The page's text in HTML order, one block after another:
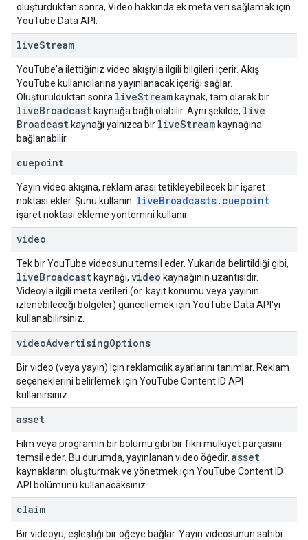
oluşturduktan sonra, Video hakkında ek meta veri sağlamak için
YouTube Data API.
liveStream
YouTube'a ilettiğiniz video akışıyla ilgili bilgileri içerir. Akış
YouTube kullanıcılarına yayınlanacak içeriği sağlar.
Oluşturulduktan sonra liveStream kaynak, tam olarak bir
liveBroadcast kaynağa bağlı olabilir. Aynı şekilde, live
Broadcast kaynağı yalnızca bir liveStream kaynağına
bağlanabilir.
cuepoint
Yayın video akışına, reklam arası tetikleyebilecek bir işaret
noktası ekler. Şunu kullanın: liveBroadcasts. cuepoint
işaret noktası ekleme yöntemini kullanır.
video
Tek bir YouTube videosunu temsil eder. Yukarıda belirtildiği gibi,
liveBroadcast kaynağı, video kaynağının uzantısıdır.
Videoyla ilgili meta verileri (ör. kayıt konumu veya yayının
izlenebileceği bölgeler) güncellemek için YouTube Data API'yi
kullanabilirsiniz.
videoAdvertisingOptions
Bir video (veya yayın) için reklamcılık ayarlarını tanımlar. Reklam
seçeneklerini belirlemek için YouTube Content ID API
kullanırsınız.
asset
Film veya programın bir bölümü gibi bir fikri mülkiyet parçasını
temsil eder. Bu durumda, yayınlanan video öğedir. asset
kaynaklarını oluşturmak ve yönetmek için YouTube Content ID
API bölümünü kullanacaksınız.
claim
Bir videoyu, eşleştiği bir öğeye bağlar. Yayın videosunun sahibi